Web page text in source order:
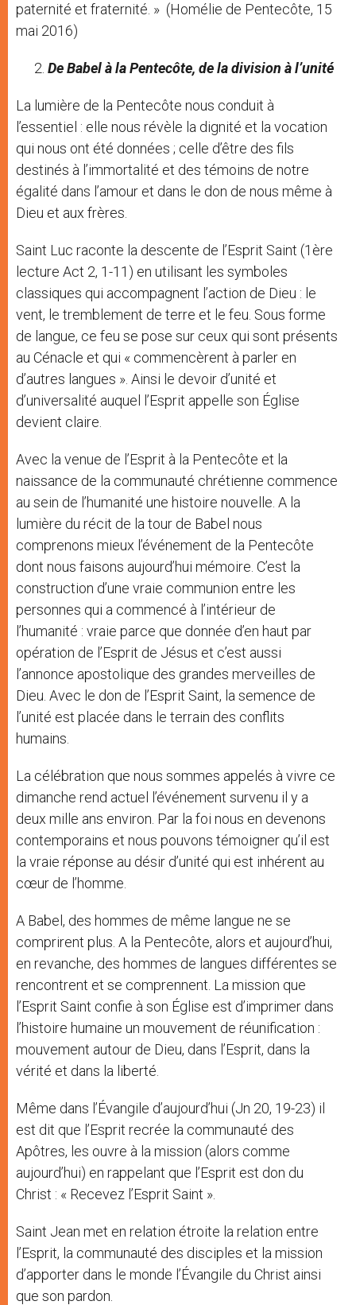
paternité et fraternité. » (Homélie de Pentecôte, 15
mai 2016)
De Babel à la Pentecôte, de la division à l’unité
La lumière de la Pentecôte nous conduit à
l’essentiel : elle nous révèle la dignité et la vocation
qui nous ont été données ; celle d’être des fils
destinés à l’immortalité et des témoins de notre
égalité dans l’amour et dans le don de nous même à
Dieu et aux frères.
Saint Luc raconte la descente de l’Esprit Saint (1ère
lecture Act 2, 1-11) en utilisant les symboles
classiques qui accompagnent l’action de Dieu : le
vent, le tremblement de terre et le feu. Sous forme
de langue, ce feu se pose sur ceux qui sont présents
au Cénacle et qui « commencèrent à parler en
d’autres langues ». Ainsi le devoir d’unité et
d’universalité auquel l’Esprit appelle son Église
devient claire.
Avec la venue de l’Esprit à la Pentecôte et la
naissance de la communauté chrétienne commence
au sein de l’humanité une histoire nouvelle. A la
lumière du récit de la tour de Babel nous
comprenons mieux l’événement de la Pentecôte
dont nous faisons aujourd’hui mémoire. C’est la
construction d’une vraie communion entre les
personnes qui a commencé à l’intérieur de
l’humanité : vraie parce que donnée d’en haut par
opération de l’Esprit de Jésus et c’est aussi
l’annonce apostolique des grandes merveilles de
Dieu. Avec le don de l’Esprit Saint, la semence de
l’unité est placée dans le terrain des conflits
humains.
La célébration que nous sommes appelés à vivre ce
dimanche rend actuel l’événement survenu il y a
deux mille ans environ. Par la foi nous en devenons
contemporains et nous pouvons témoigner qu’il est
la vraie réponse au désir d’unité qui est inhérent au
cœur de l’homme.
A Babel, des hommes de même langue ne se
comprirent plus. A la Pentecôte, alors et aujourd’hui,
en revanche, des hommes de langues différentes se
rencontrent et se comprennent. La mission que
l’Esprit Saint confie à son Église est d’imprimer dans
l’histoire humaine un mouvement de réunification :
mouvement autour de Dieu, dans l’Esprit, dans la
vérité et dans la liberté.
Même dans l’Évangile d’aujourd’hui (Jn 20, 19-23) il
est dit que l’Esprit recrée la communauté des
Apôtres, les ouvre à la mission (alors comme
aujourd’hui) en rappelant que l’Esprit est don du
Christ : « Recevez l’Esprit Saint ».
Saint Jean met en relation étroite la relation entre
l’Esprit, la communauté des disciples et la mission
d’apporter dans le monde l’Évangile du Christ ainsi
que son pardon.